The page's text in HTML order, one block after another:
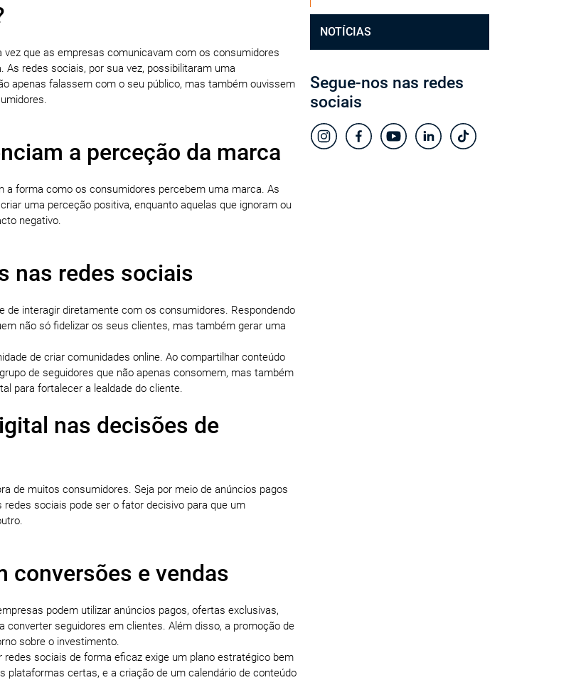
que as empresas comunicavam com os consumidores
redes sociais, por sua vez, possibilitaram uma
apenas falassem com o seu público, mas também ouvissem
a perceção da marca
forma como os consumidores percebem uma marca. As
uma perceção positiva, enquanto aquelas que ignoram ou
negativo.
nas redes sociais
interagir diretamente com os consumidores. Respondendo
não só fidelizar os seus clientes, mas também gerar uma
de criar comunidades online. Ao compartilhar conteúdo
de seguidores que não apenas consomem, mas também
para fortalecer a lealdade do cliente.
nas decisões de
de muitos consumidores. Seja por meio de anúncios pagos
sociais pode ser o fator decisivo para que um
conversões e vendas
podem utilizar anúncios pagos, ofertas exclusivas,
seguidores em clientes. Além disso, a promoção de
sobre o investimento.
sociais de forma eficaz exige um plano estratégico bem
plataformas certas, e a criação de um calendário de conteúdo
NOTÍCIAS
Segue-nos nas redes
sociais